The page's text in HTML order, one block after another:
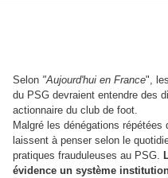
Selon "Aujourd'hui en France",
du PSG devraient entendre des
actionnaire du club de foot.
Malgré les dénégations
laissent à penser selon le
pratiques frauduleuses au PSG.
évidence un système